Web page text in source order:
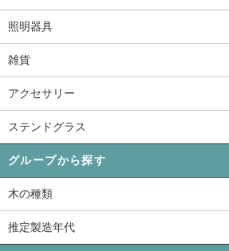
照明器具
雑貨
アクセサリー
ステンドグラス
グループから探す
木の種類
推定製造年代